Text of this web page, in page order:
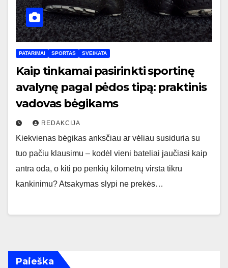
PATARIMAI SPORTAS SVEIKATA
Kaip tinkamai pasirinkti sportinę
avalynę pagal pėdos tipą: praktinis
vadovas bėgikams
REDAKCIJA
Kiekvienas bėgikas anksčiau ar vėliau susiduria su
tuo pačiu klausimu – kodėl vieni bateliai jaučiasi kaip
antra oda, o kiti po penkių kilometrų virsta tikru
kankinimu? Atsakymas slypi ne prekės…
Paieška